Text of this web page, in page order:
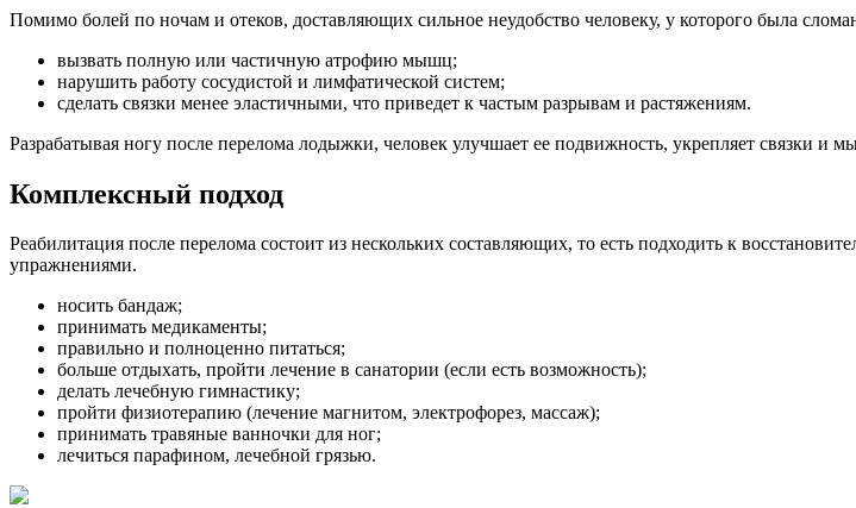
Помимо болей по ночам и отеков, доставляющих сильное неудобство человеку, у которого была
вызвать полную или частичную атрофию мышц;
нарушить работу сосудистой и лимфатической систем;
сделать связки менее эластичными, что приведет к частым разрывам и растяжениям.
Разрабатывая ногу после перелома лодыжки, человек улучшает ее подвижность, укрепляет связки и
Комплексный подход
Реабилитация после перелома состоит из нескольких составляющих, то есть подходить к
упражнениями.
носить бандаж;
принимать медикаменты;
правильно и полноценно питаться;
больше отдыхать, пройти лечение в санатории (если есть возможность);
делать лечебную гимнастику;
пройти физиотерапию (лечение магнитом, электрофорез, массаж);
принимать травяные ванночки для ног;
лечиться парафином, лечебной грязью.